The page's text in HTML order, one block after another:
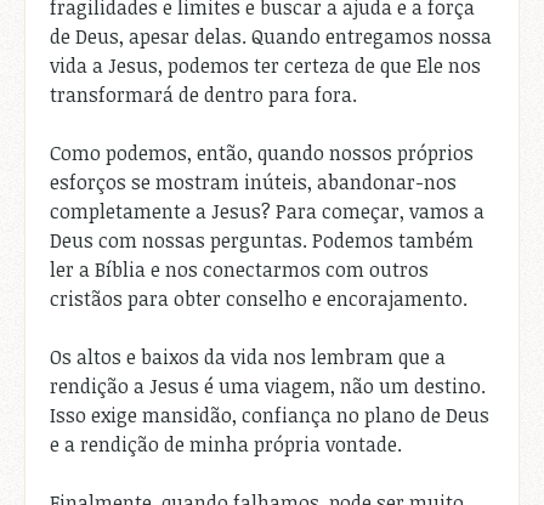
fragilidades e limites e buscar a ajuda e a força
de Deus, apesar delas. Quando entregamos nossa
vida a Jesus, podemos ter certeza de que Ele nos
transformará de dentro para fora.
Como podemos, então, quando nossos próprios
esforços se mostram inúteis, abandonar-nos
completamente a Jesus? Para começar, vamos a
Deus com nossas perguntas. Podemos também
ler a Bíblia e nos conectarmos com outros
cristãos para obter conselho e encorajamento.
Os altos e baixos da vida nos lembram que a
rendição a Jesus é uma viagem, não um destino.
Isso exige mansidão, confiança no plano de Deus
e a rendição de minha própria vontade.